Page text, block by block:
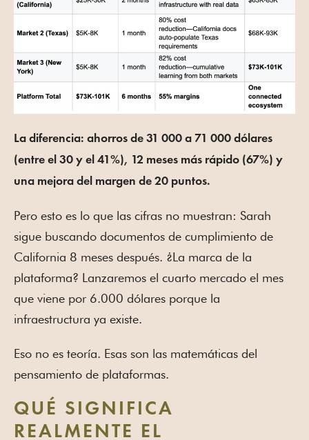
La diferencia: ahorros de 31 000 a 71 000 dólares
(entre el 30 y el 41%), 12 meses más rápido (67%) y
una mejora del margen de 20 puntos.
Pero esto es lo que las cifras no muestran: Sarah
sigue buscando documentos de cumplimiento de
California 8 meses después. ¿La marca de la
plataforma? Lanzaremos el cuarto mercado el mes
que viene por 6.000 dólares porque la
infraestructura ya existe.
Eso no es teoría. Esas son las matemáticas del
pensamiento de plataformas.
QUÉ SIGNIFICA
REALMENTE EL